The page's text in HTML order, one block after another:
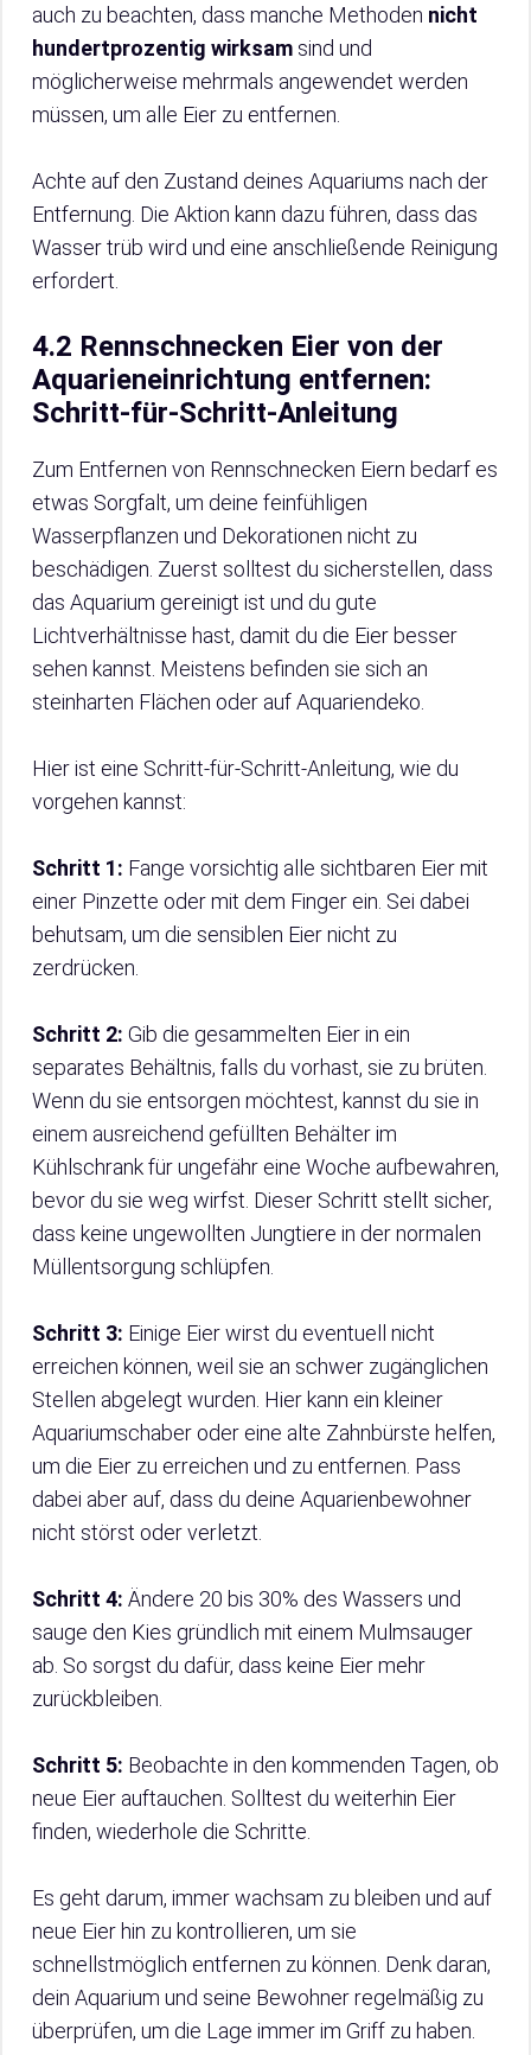
auch zu beachten, dass manche Methoden nicht
hundertprozentig wirksam sind und
möglicherweise mehrmals angewendet werden
müssen, um alle Eier zu entfernen.
Achte auf den Zustand deines Aquariums nach der
Entfernung. Die Aktion kann dazu führen, dass das
Wasser trüb wird und eine anschließende Reinigung
erfordert.
4.2 Rennschnecken Eier von der
Aquarieneinrichtung entfernen:
Schritt-für-Schritt-Anleitung
Zum Entfernen von Rennschnecken Eiern bedarf es
etwas Sorgfalt, um deine feinfühligen
Wasserpflanzen und Dekorationen nicht zu
beschädigen. Zuerst solltest du sicherstellen, dass
das Aquarium gereinigt ist und du gute
Lichtverhältnisse hast, damit du die Eier besser
sehen kannst. Meistens befinden sie sich an
steinharten Flächen oder auf Aquariendeko.
Hier ist eine Schritt-für-Schritt-Anleitung, wie du
vorgehen kannst:
Schritt 1: Fange vorsichtig alle sichtbaren Eier mit
einer Pinzette oder mit dem Finger ein. Sei dabei
behutsam, um die sensiblen Eier nicht zu
zerdrücken.
Schritt 2: Gib die gesammelten Eier in ein
separates Behältnis, falls du vorhast, sie zu brüten.
Wenn du sie entsorgen möchtest, kannst du sie in
einem ausreichend gefüllten Behälter im
Kühlschrank für ungefähr eine Woche aufbewahren,
bevor du sie weg wirfst. Dieser Schritt stellt sicher,
dass keine ungewollten Jungtiere in der normalen
Müllentsorgung schlüpfen.
Schritt 3: Einige Eier wirst du eventuell nicht
erreichen können, weil sie an schwer zugänglichen
Stellen abgelegt wurden. Hier kann ein kleiner
Aquariumschaber oder eine alte Zahnbürste helfen,
um die Eier zu erreichen und zu entfernen. Pass
dabei aber auf, dass du deine Aquarienbewohner
nicht störst oder verletzt.
Schritt 4: Ändere 20 bis 30% des Wassers und
sauge den Kies gründlich mit einem Mulmsauger
ab. So sorgst du dafür, dass keine Eier mehr
zurückbleiben.
Schritt 5: Beobachte in den kommenden Tagen, ob
neue Eier auftauchen. Solltest du weiterhin Eier
finden, wiederhole die Schritte.
Es geht darum, immer wachsam zu bleiben und auf
neue Eier hin zu kontrollieren, um sie
schnellstmöglich entfernen zu können. Denk daran,
dein Aquarium und seine Bewohner regelmäßig zu
überprüfen, um die Lage immer im Griff zu haben.